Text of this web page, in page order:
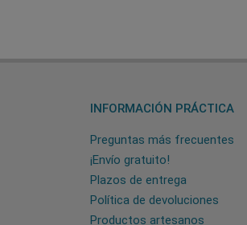
INFORMACIÓN PRÁCTICA
Preguntas más frecuentes
¡Envío gratuito!
Plazos de entrega
Política de devoluciones
Productos artesanos